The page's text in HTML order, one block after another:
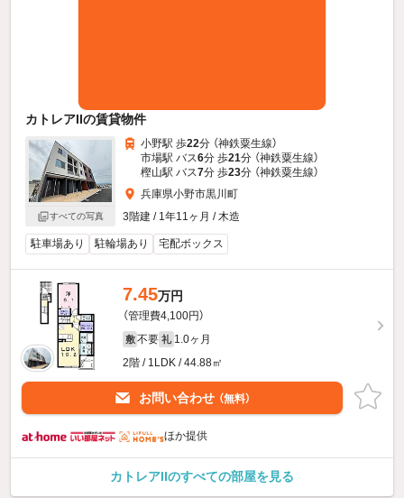
カトレアIIの賃貸物件
すべての写真
小野駅 歩22分 （神鉄粟生線）
市場駅 バス6分 歩21分 （神鉄粟生線）
樫山駅 バス7分 歩23分 （神鉄粟生線）
兵庫県小野市黒川町
3階建 / 1年11ヶ月 / 木造
駐車場あり 駐輪場あり 宅配ボックス
7.45万円
（管理費4,100円）
敷 不要 礼 1.0ヶ月
2階 / 1LDK / 44.88㎡
お問い合わせ （無料）
ほか提供
カトレアIIのすべての部屋を見る